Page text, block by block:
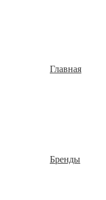
Главная
Бренды